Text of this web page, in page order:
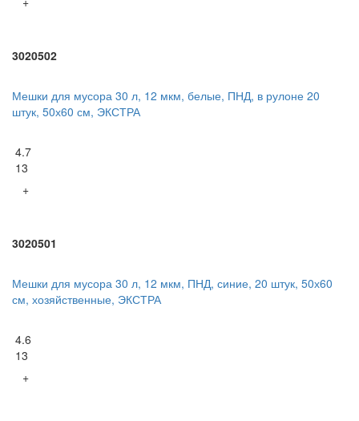
3020502
Мешки для мусора 30 л, 12 мкм, белые, ПНД, в рулоне 20
штук, 50х60 см, ЭКСТРА
4.7
13
+
3020501
Мешки для мусора 30 л, 12 мкм, ПНД, синие, 20 штук, 50х60
см, хозяйственные, ЭКСТРА
4.6
13
+